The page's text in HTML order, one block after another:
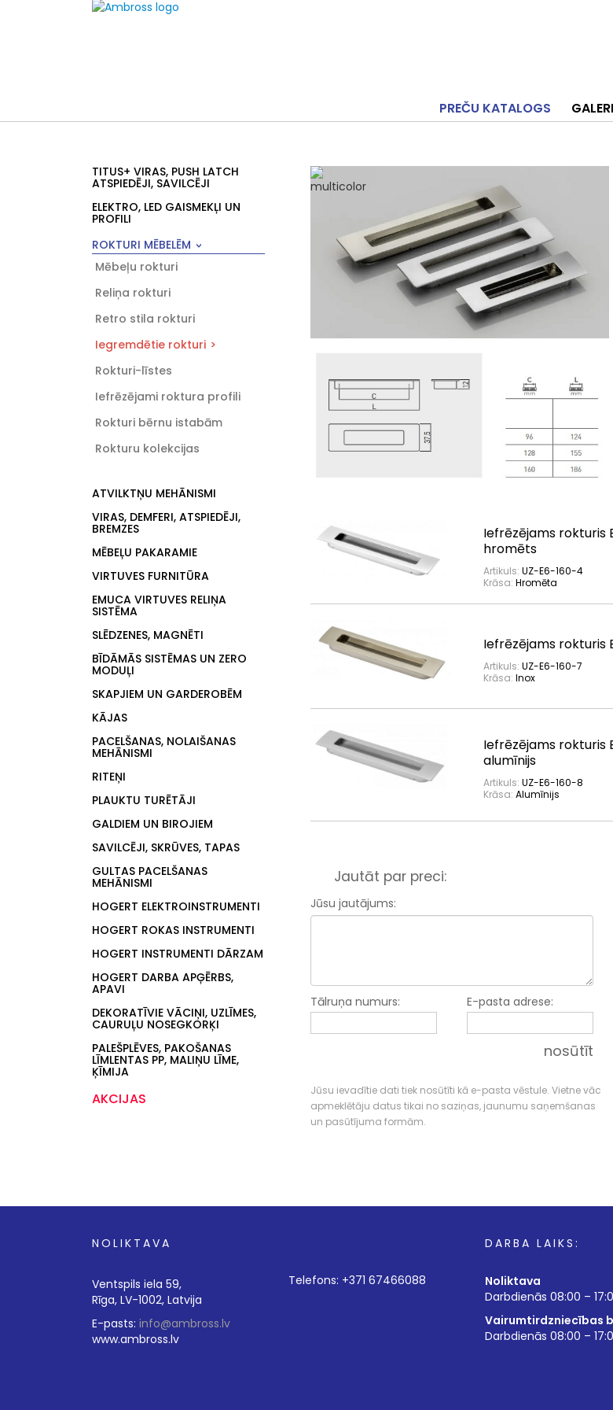
PREČU KATALOGS
TITUS+ VIRAS, PUSH LATCH
ATSPIEDĒJI, SAVILCĒJI
ELEKTRO, LED GAISMEKĻI UN
PROFILI
ROKTURI MĒBELĒM
Mēbeļu rokturi
Reliņa rokturi
Retro stila rokturi
Iegremdētie rokturi
Rokturi-līstes
Iefrēzējami roktura profili
Rokturi bērnu istabām
Rokturu kolekcijas
ATVILKTŅU MEHĀNISMI
VIRAS, DEMFERI, ATSPIEDĒJI,
BREMZES
MĒBEĻU PAKARAMIE
VIRTUVES FURNITŪRA
EMUCA VIRTUVES RELIŅA
SISTĒMA
SLĒDZENES, MAGNĒTI
BĪDĀMĀS SISTĒMAS UN ZERO
MODUĻI
SKAPJIEM UN GARDEROBĒM
KĀJAS
PACELŠANAS, NOLAIŠANAS
MEHĀNISMI
RITEŅI
PLAUKTU TURĒTĀJI
GALDIEM UN BIROJIEM
SAVILCĒJI, SKRŪVES, TAPAS
GULTAS PACELŠANAS
MEHĀNISMI
HOGERT ELEKTROINSTRUMENTI
HOGERT ROKAS INSTRUMENTI
HOGERT INSTRUMENTI DĀRZAM
HOGERT DARBA APĢĒRBS,
APAVI
DEKORATĪVIE VĀCIŅI, UZLĪMES,
CAURUĻU NOSEGKORĶI
PALEŠPLĒVES, PAKOŠANAS
LĪMLENTAS PP, MALIŅU LĪME,
ĶĪMIJA
AKCIJAS
Iefrēzējams rokturis
hromēts
Artikuls: UZ-E6-160-4
Krāsa: Hromēta
Iefrēzējams rokturis
Artikuls: UZ-E6-160-7
Krāsa: Inox
Iefrēzējams rokturis
alumīnijs
Artikuls: UZ-E6-160-8
Krāsa: Alumīnijs
Jautāt par preci:
Jūsu jautājums:
Tālruņa numurs: E-pasta adrese:
nosūtīt
Jūsu ievadītie dati tiek nosūtīti kā e-pasta vēstule. Vietne vāc
apmeklētāju datus tikai no saziņas, jaunumu saņemšanas
un pasūtījuma formām.
NOLIKTAVA
Ventspils iela 59,
Rīga, LV-1002, Latvija
E-pasts: info@ambross.lv
www.ambross.lv
Telefons: +371 67466088
DARBA LAIKS:
Noliktava
Darbdienās 08:00 –
Vairumtirdzniecības
Darbdienās 08:00 –